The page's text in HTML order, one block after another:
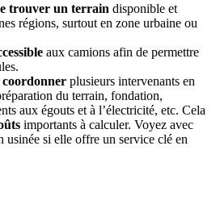
trouver un terrain disponible et
régions, surtout en zone urbaine ou
aux camions afin de permettre
coordonner plusieurs intervenants en
du terrain, fondation,
aux égouts et à l’électricité, etc. Cela
importants à calculer. Voyez avec
usinée si elle offre un service clé en